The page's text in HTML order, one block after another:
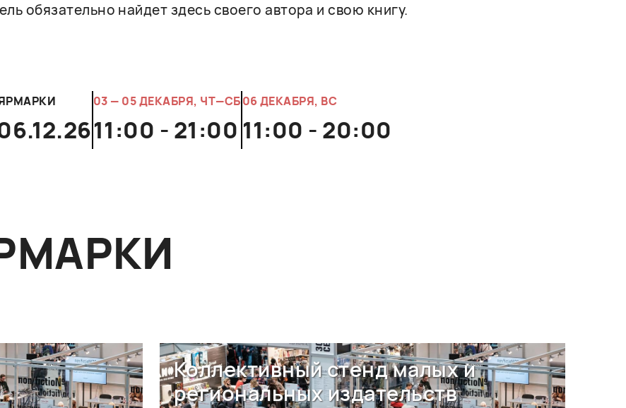
обязательно найдет здесь своего автора и свою книгу.
03 — 05 ДЕКАБРЯ, ЧТ—СБ
11:00 - 21:00
06 ДЕКАБРЯ, ВС
11:00 - 20:00
Коллективный стенд малых и
региональных издательств